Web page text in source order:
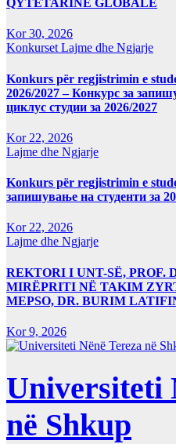
QYTETARINË GLOBALE
Kor 30, 2026
Konkurset Lajme dhe Ngjarje
Konkurs për regjistrimin e
2026/2027 – Конкурс за
циклус студии за 2026/2027
Kor 22, 2026
Lajme dhe Ngjarje
Konkurs për regjistrimin e
запишување на студенти за
Kor 22, 2026
Lajme dhe Ngjarje
REKTORI I UNT-SË, PROF.
MIRËPRITI NË TAKIM
MEPSO, DR. BURIM
Kor 9, 2026
Universiteti
në Shkup